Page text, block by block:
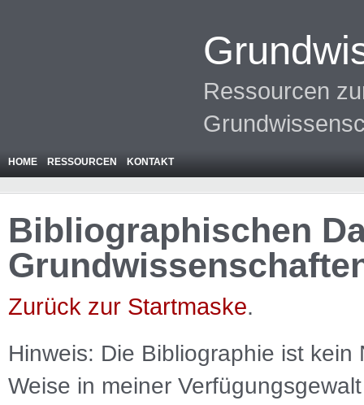
Ressourcen
HOME RESSOURCEN KONTAKT
Bibliographischen
Zurück zur Startmaske.
Hinweis: Die Bibliographie ist kein
Weise in meiner